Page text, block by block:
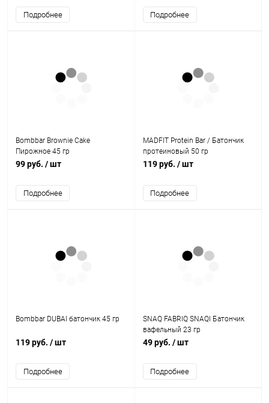
Подробнее Подробнее
Bombbar Brownie Cake
Пирожное 45 гр
99 руб. / шт
Подробнее
MADFIT Protein Bar / Батончик
протеиновый 50 гр
119 руб. / шт
Подробнее
Bombbar DUBAI батончик 45 гр
119 руб. / шт
Подробнее
SNAQ FABRIQ SNAQI Батончик
вафельный 23 гр
49 руб. / шт
Подробнее